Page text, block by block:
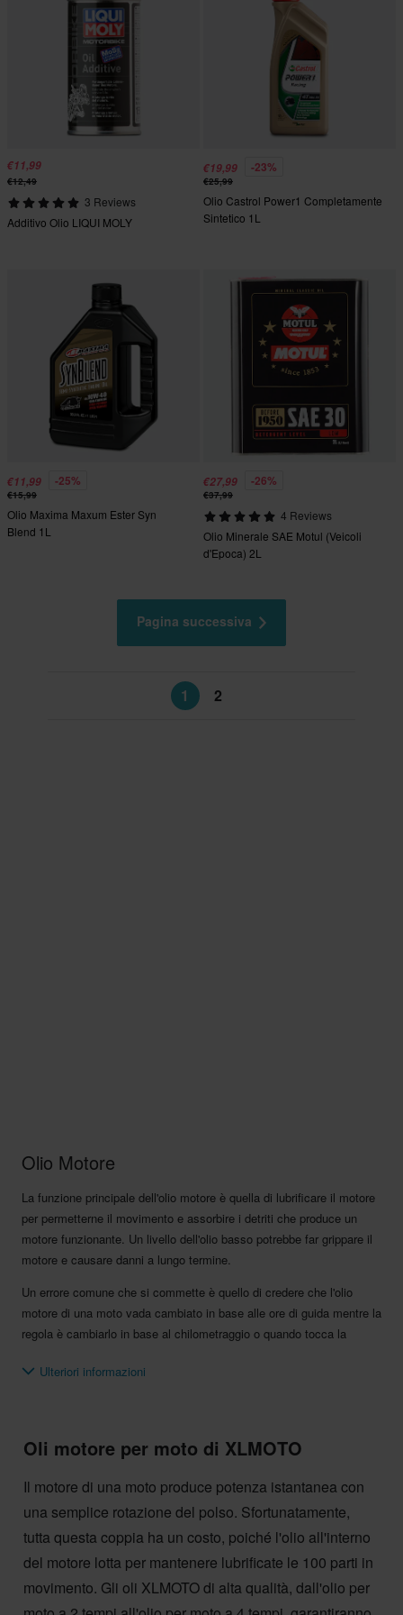
€11,99
€12,49
3 Reviews
Additivo Olio LIQUI MOLY
€19,99 -23%
€25,99
Olio Castrol Power1 Completamente
Sintetico 1L
€11,99 -25%
€15,99
Olio Maxima Maxum Ester Syn
Blend 1L
€27,99 -26%
€37,99
4 Reviews
Olio Minerale SAE Motul (Veicoli
d'Epoca) 2L
Pagina successiva
1 2
Olio Motore
La funzione principale dell'olio motore è quella di lubrificare il motore
per permetterne il movimento e assorbire i detriti che produce un
motore funzionante. Un livello dell'olio basso potrebbe far grippare il
motore e causare danni a lungo termine.
Un errore comune che si commette è quello di credere che l'olio
motore di una moto vada cambiato in base alle ore di guida mentre la
regola è cambiarlo in base al chilometraggio o quando tocca la
adatto alla propria moto. Per prima cosa controlliamo i diversi tipi di
Semisintetico
L'olio minerale è quello più comune. Questo olio viene raffinato dal
petrolio greggio ed è la variante più economica dell'olio motore. È
adatto per motori con cambio separato o frizione a secco. Un olio
minerale di alta qualità può essere una buona scelta per i motociclisti
che si prendono cura del motore, lo riscaldano e non utilizzano a
tutta potenza.
Ulteriori informazioni
Oli motore per moto di XLMOTO
Il motore di una moto produce potenza istantanea con
una semplice rotazione del polso. Sfortunatamente,
tutta questa coppia ha un costo, poiché l'olio all'interno
del motore lotta per mantenere lubrificate le 100 parti in
movimento. Gli oli XLMOTO di alta qualità, dall'olio per